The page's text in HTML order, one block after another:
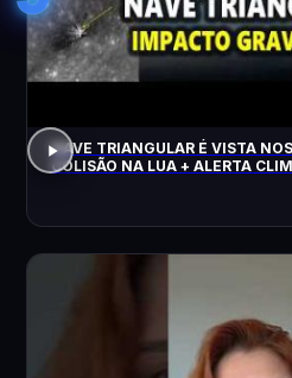
NAVE TRIANGULAR É VISTA
COLISÃO NA LUA + ALERTA